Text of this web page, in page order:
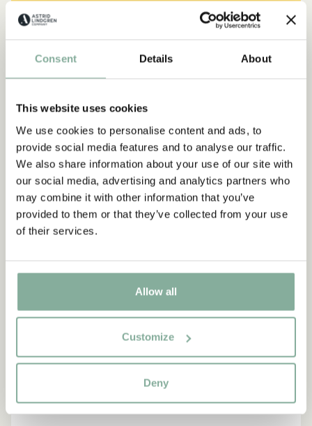
Consent Details About
This website uses cookies
We use cookies to personalise content and ads, to
provide social media features and to analyse our traffic.
We also share information about your use of our site with
our social media, advertising and analytics partners who
may combine it with other information that you’ve
provided to them or that they’ve collected from your use
of their services.
Allow all
Customize
Deny
„Wer stark ist, muss auch gut
aus Kennst du Pippi Langstrumpf?
DIE PIPPI-LANGSTRUMPF-SAMMLUNG
NEU -15%